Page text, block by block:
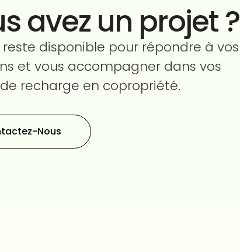
avez un projet ?
reste disponible pour répondre à vos
et vous accompagner dans vos
recharge en copropriété.
Nous